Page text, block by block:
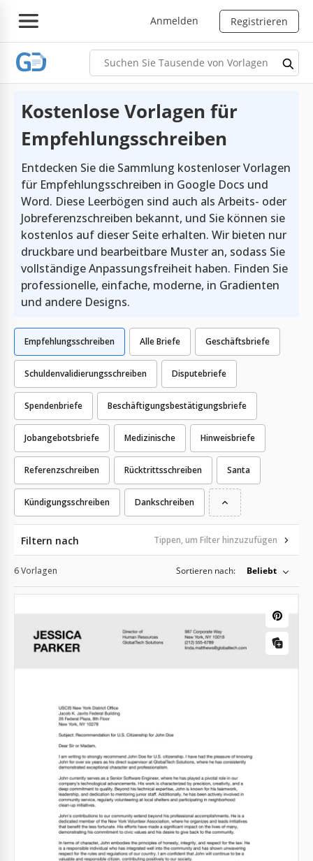
Anmelden Registrieren
Kostenlose Vorlagen für
Empfehlungsschreiben
Entdecken Sie die Sammlung kostenloser Vorlagen
für Empfehlungsschreiben in Google Docs und
Word. Diese Leerbögen sind auch als Arbeits- oder
Jobreferenzschreiben bekannt, und Sie können sie
kostenlos auf dieser Seite erhalten. Wir bieten nur
druckbare und bearbeitbare Muster an, sodass Sie
vollständige Anpassungsfreiheit haben. Finden Sie
professionelle, einfache, moderne, in Gradienten
und andere Designs.
Alle Briefe Geschäftsbriefe
Schuldenvalidierungsschreiben Disputebriefe
Spendenbriefe Beschäftigungsbestätigungsbriefe
Jobangebotsbriefe
Empfehlungsschreiben
Medizinische Hinweisbriefe
Referenzschreiben Rücktrittsschreiben Santa
Kündigungsschreiben Dankschreiben
Filtern nach Tippen, um Filter hinzuzufügen
6 Vorlagen Sortieren nach: Beliebt